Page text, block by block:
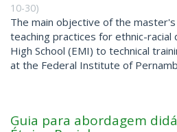
10-30)
The main objective of the
teaching practices for ethnic-
High School (EMI) to technical
at the Federal Institute of
Guia para abordagem